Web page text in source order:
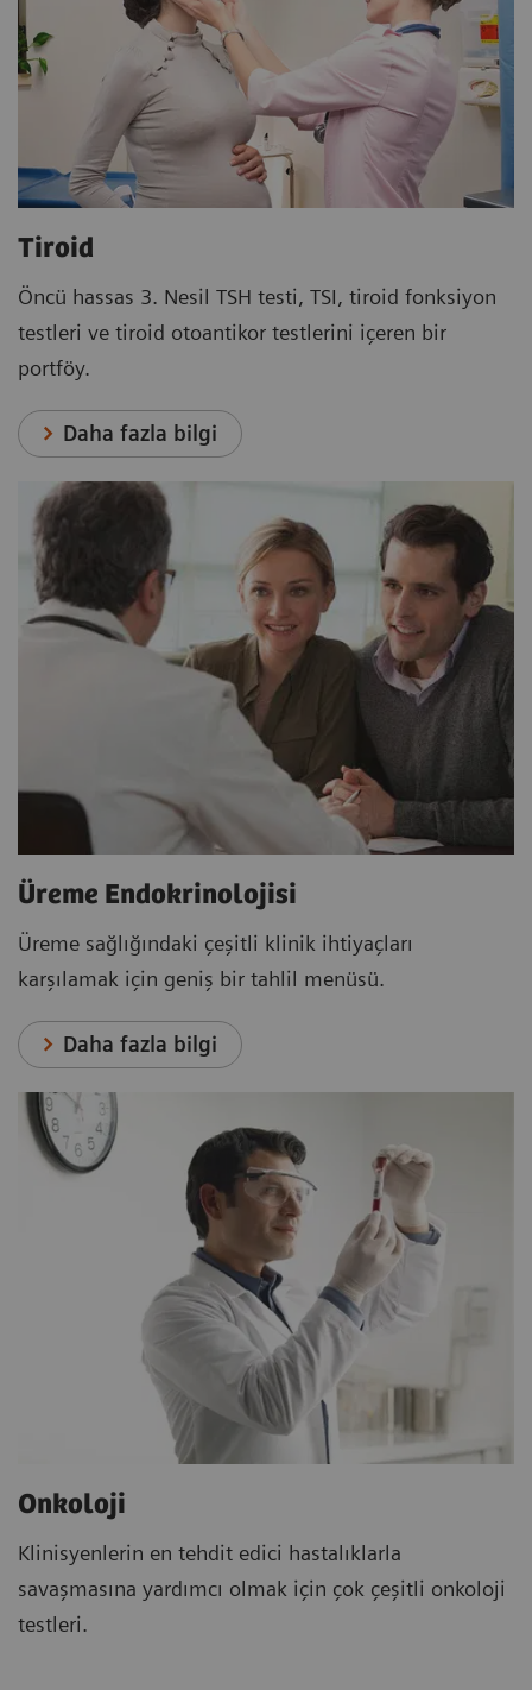
Tiroid
Öncü hassas 3. Nesil TSH testi, TSI, tiroid fonksiyon
testleri ve tiroid otoantikor testlerini içeren bir
portföy.
Daha fazla bilgi
Üreme Endokrinolojisi
Üreme sağlığındaki çeşitli klinik ihtiyaçları
karşılamak için geniş bir tahlil menüsü.
Daha fazla bilgi
Onkoloji
Klinisyenlerin en tehdit edici hastalıklarla
savaşmasına yardımcı olmak için çok çeşitli onkoloji
testleri.